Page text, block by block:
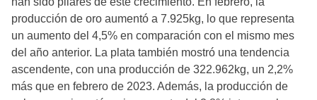
producción de oro aumentó a 7.925kg, lo que representa
un aumento del 4,5% en comparación con el mismo mes
del año anterior. La plata también mostró una tendencia
ascendente, con una producción de 322.962kg, un 2,2%
más que en febrero de 2023. Además, la producción de